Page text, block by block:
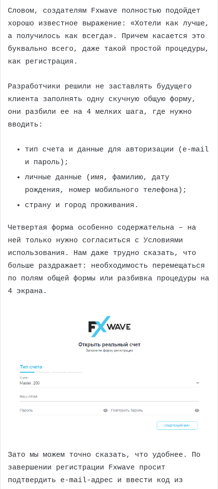
Словом, создателям Fxwave полностью подойдет
хорошо известное выражение: «Хотели как лучше,
а получилось как всегда». Причем касается это
буквально всего, даже такой простой процедуры,
как регистрация.
Разработчики решили не заставлять будущего
клиента заполнять одну скучную общую форму,
они разбили ее на 4 мелких шага, где нужно
вводить:
тип счета и данные для авторизации (e-mail
и пароль);
личные данные (имя, фамилию, дату
рождения, номер мобильного телефона);
страну и город проживания.
Четвертая форма особенно содержательна – на
ней только нужно согласиться с Условиями
использования. Нам даже трудно сказать, что
больше раздражает: необходимость перемещаться
по полям общей формы или разбивка процедуры на
4 экрана.
Зато мы можем точно сказать, что удобнее. По
завершении регистрации Fxwave просит
подтвердить e-mail-адрес и ввести код из